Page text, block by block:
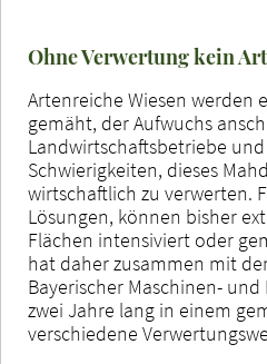
Ohne Verwertung kein
Artenreiche Wiesen werden
gemäht, der Aufwuchs
Landwirtschaftsbetriebe
Schwierigkeiten, dieses
wirtschaftlich zu verwerten.
Lösungen, können bisher
Flächen intensiviert oder
hat daher zusammen mit
Bayerischer Maschinen-
zwei Jahre lang in einem
verschiedene